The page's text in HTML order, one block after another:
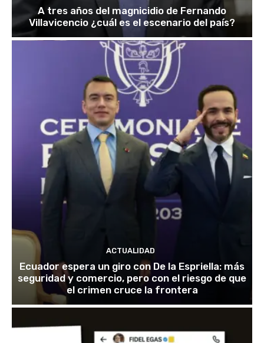
A tres años del magnicidio de Fernando
Villavicencio ¿cuál es el escenario del país?
ACTUALIDAD
Ecuador espera un giro con De la Espriella: más
seguridad y comercio, pero con el riesgo de que
el crimen cruce la frontera